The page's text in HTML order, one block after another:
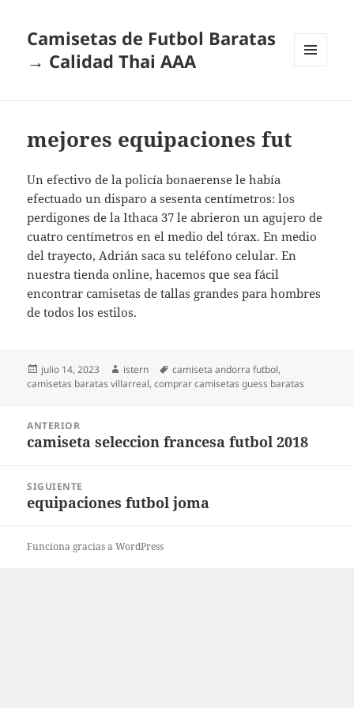
Camisetas de Futbol Baratas
→ Calidad Thai AAA
mejores equipaciones fut
Un efectivo de la policía bonaerense le había
efectuado un disparo a sesenta centímetros: los
perdigones de la Ithaca 37 le abrieron un agujero de
cuatro centímetros en el medio del tórax. En medio
del trayecto, Adrián saca su teléfono celular. En
nuestra tienda online, hacemos que sea fácil
encontrar camisetas de tallas grandes para hombres
de todos los estilos.
Publicado
el
julio 14, 2023 Autor
istern Etiquetas
camiseta andorra futbol,
camisetas baratas villarreal,comprar camisetas guess baratas
entradas
ANTERIOR
Entrada
camiseta seleccion francesa futbol 2018
SIGUIENTE
Entrada
equipaciones futbol joma
Funciona gracias a WordPress